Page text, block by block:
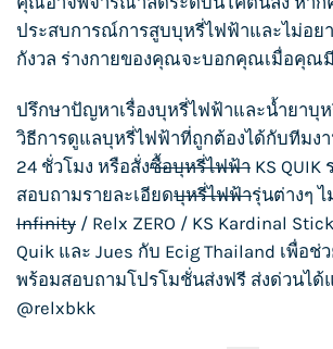
ประสบการณ์การสูบบุหรี่ไฟฟ้าและไม่อย
กังวล ร่างกายของคุณจะบอกคุณเมื่อคุณ
ปรึกษาปัญหาเรื่องบุหรี่ไฟฟ้าและน้ำยาบุ
วิธีการดูแลบุหรี่ไฟฟ้าที่ถูกต้องได้กับทีมง
24 ชั่วโมง หรือสั่งซื้อบุหรี่ไฟฟ้า KS QUIK
สอบถามรายละเอียดบุหรี่ไฟฟ้ารุ่นต่างๆ
Infinity / Relx ZERO / KS Kardinal Stick
Quik และ Jues กับ Ecig Thailand เพื่อช่
พร้อมสอบถามโปรโมชั่นส่งฟรี ส่งด่วนได้
@relxbkk